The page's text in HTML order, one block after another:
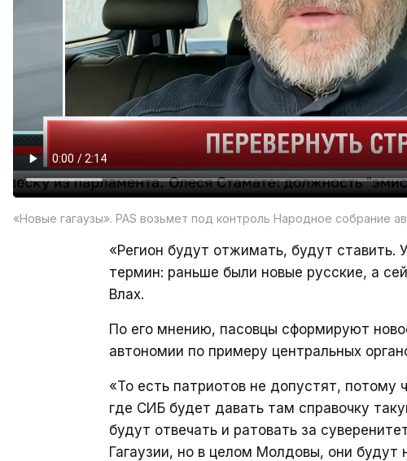
«Новые гагаузы». PAS возьмет под контроль Народное собрание
«Регион будут отжимать, будут ставить.
термин: раньше были новые русские, а
Влах.
По его мнению, пасовцы сформируют
автономии по примеру центральных
«То есть патриотов не допустят, потому
где СИБ будет давать там справочку
будут отвечать и ратовать за
Гагаузии, но в целом Молдовы, они